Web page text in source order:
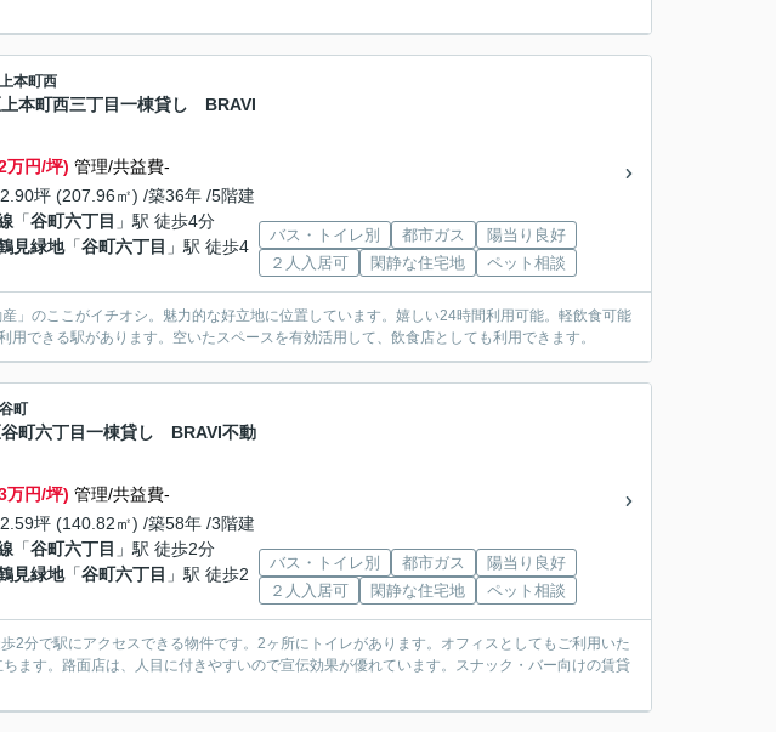
上本町西
上本町西三丁目一棟貸し BRAVI
万円/坪) 管理/共益費-
坪 (207.96㎡) /築36年 /5階建
「谷町六丁目 」駅 徒歩4分
見緑地「谷町六丁目 」駅 徒歩4
バス・トイレ別 都市ガス
陽当り良好
２人入居可
閑静な住宅地 ペット相談
」のここがイチオシ。魅力的な好立地に位置しています。嬉しい24時間利用可能。軽飲食可能
できる駅があります。空いたスペースを有効活用して、飲食店としても利用できます。
谷町
谷町六丁目一棟貸し BRAVI不動
万円/坪) 管理/共益費-
坪 (140.82㎡) /築58年 /3階建
「谷町六丁目 」駅 徒歩2分
見緑地「谷町六丁目 」駅 徒歩2
バス・トイレ別 都市ガス
陽当り良好
２人入居可
閑静な住宅地 ペット相談
2分で駅にアクセスできる物件です。2ヶ所にトイレがあります。オフィスとしてもご利用いた
ます。路面店は、人目に付きやすいので宣伝効果が優れています。スナック・バー向けの賃貸